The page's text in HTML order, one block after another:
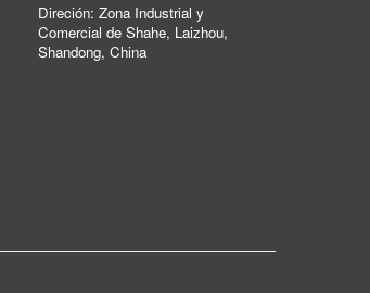
Direción: Zona Industrial y
Comercial de Shahe, Laizhou,
Shandong, China